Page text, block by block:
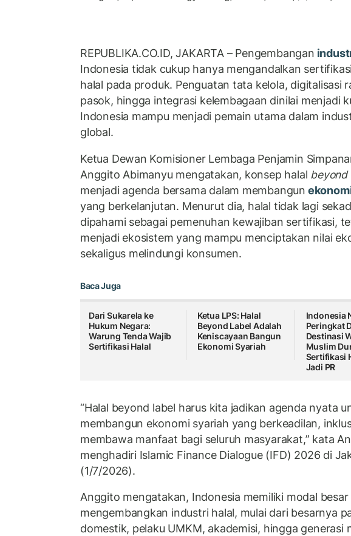
REPUBLIKA.CO.ID, JAKARTA – Pengembangan
Indonesia tidak cukup hanya mengandalkan
halal pada produk. Penguatan tata kelola, digitalisasi
pasok, hingga integrasi kelembagaan dinilai menjadi
Indonesia mampu menjadi pemain utama dalam
global.
Ketua Dewan Komisioner Lembaga Penjamin
Anggito Abimanyu mengatakan, konsep halal beyond
menjadi agenda bersama dalam membangun
yang berkelanjutan. Menurut dia, halal tidak lagi
dipahami sebagai pemenuhan kewajiban sertifikasi,
menjadi ekosistem yang mampu menciptakan nilai
sekaligus melindungi konsumen.
Baca Juga
Dari Sukarela ke
Hukum Negara:
Warung Tenda Wajib
Sertifikasi Halal
Ketua LPS: Halal
Beyond Label Adalah
Keniscayaan Bangun
Ekonomi Syariah
Indonesia
Peringkat
Destinasi
Muslim
Sertifikasi
Jadi PR
“Halal beyond label harus kita jadikan agenda nyata
membangun ekonomi syariah yang berkeadilan,
membawa manfaat bagi seluruh masyarakat,” kata
menghadiri Islamic Finance Dialogue(IFD) 2026 di
(1/7/2026).
Anggito mengatakan, Indonesia memiliki modal besar
mengembangkan industri halal, mulai dari besarnya
domestik, pelaku UMKM, akademisi, hingga generasi